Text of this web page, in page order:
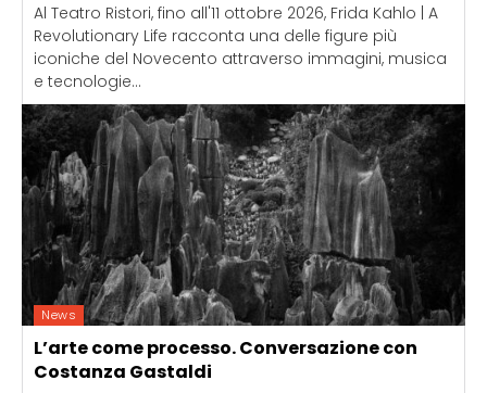
Al Teatro Ristori, fino all'11 ottobre 2026, Frida Kahlo | A
Revolutionary Life racconta una delle figure più
iconiche del Novecento attraverso immagini, musica
e tecnologie...
News
L’arte come processo. Conversazione con
Costanza Gastaldi